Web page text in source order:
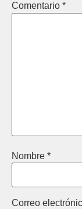
Comentario *
Nombre *
Correo